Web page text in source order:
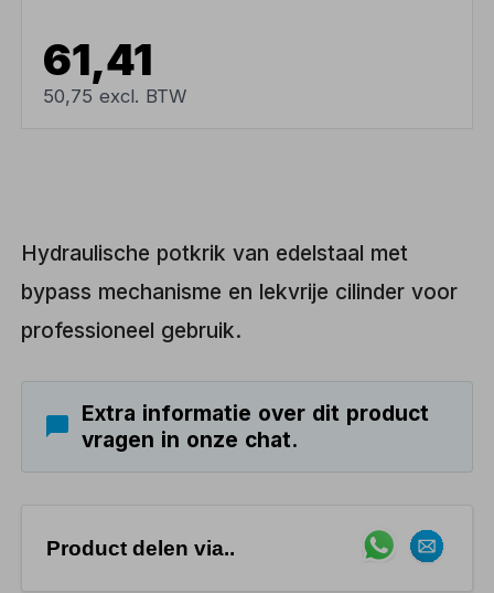
61,41
50,75 excl. BTW
Hydraulische potkrik van edelstaal met
bypass mechanisme en lekvrije cilinder voor
professioneel gebruik.
Extra informatie over dit product
vragen in onze chat.
Product delen via..